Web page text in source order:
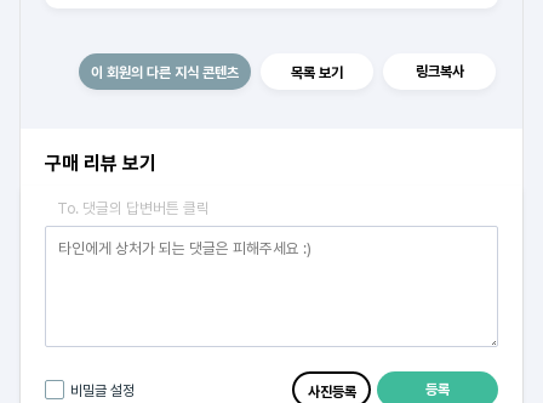
이 회원의 다른 지식 콘텐츠 목록 보기 링크복사
구매 리뷰 보기
To. 댓글의 답변버튼 클릭
비밀글 설정 사진등록 등록